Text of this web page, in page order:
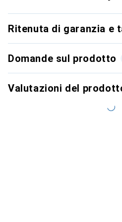
Ritenuta di garanzia e
Domande sul prodotto
Valutazioni del